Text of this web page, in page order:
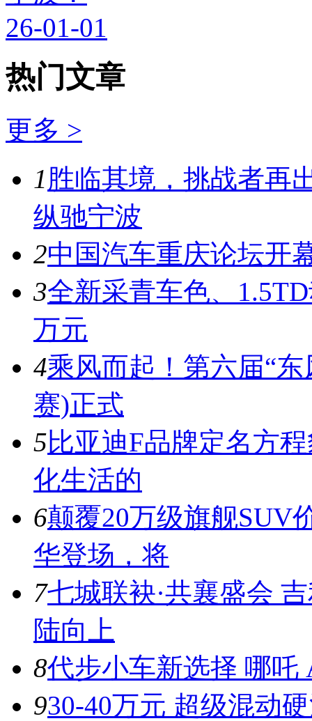
26-01-01
热门文章
更多 >
1胜临其境，挑战者再
纵驰宁波
2中国汽车重庆论坛开
3全新采青车色、
万元
4乘风而起！第六届“
赛)正式
5比亚迪F品牌定名方
化生活的
6颠覆20万级旗舰SUV
华登场，将
7七城联袂·共襄盛会
陆向上
8代步小车新选择 哪吒
930-40万元 超级混动